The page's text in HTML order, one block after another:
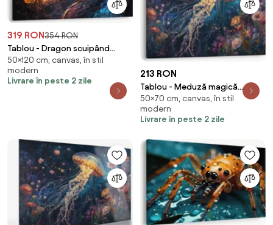
319 RON354 RON
Tablou - Dragon scuipând
flăcări (120x50 cm)
50×120 cm, canvas, în stil
modern
Livrare în peste 2 zile
213 RON
Tablou - Meduză magică
(70x50 cm)
50×70 cm, canvas, în stil
modern
Livrare în peste 2 zile